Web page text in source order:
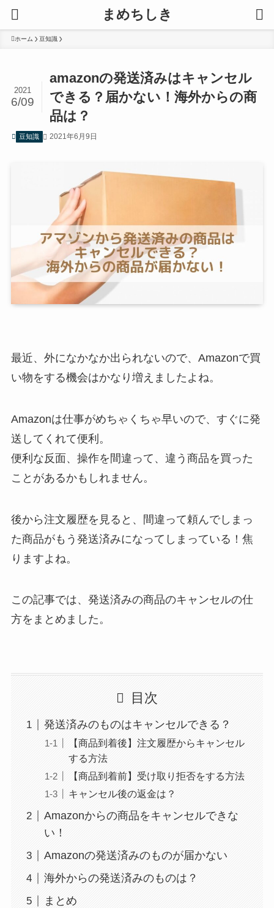
まめちしき
ホーム 豆知識
amazonの発送済みはキャンセル
できる？届かない！海外からの商
品は？
2021
6/09
豆知識 2021年6月9日
最近、外になかなか出られないので、Amazonで買
い物をする機会はかなり増えましたよね。
Amazonは仕事がめちゃくちゃ早いので、すぐに発
送してくれて便利。
便利な反面、操作を間違って、違う商品を買った
ことがあるかもしれません。
後から注文履歴を見ると、間違って頼んでしまっ
た商品がもう発送済みになってしまっている！焦
りますよね。
この記事では、発送済みの商品のキャンセルの仕
方をまとめました。
目次
発送済みのものはキャンセルできる？
【商品到着後】注文履歴からキャンセル
する方法
【商品到着前】受け取り拒否をする方法
キャンセル後の返金は？
Amazonからの商品をキャンセルできな
い！
Amazonの発送済みのものが届かない
海外からの発送済みのものは？
まとめ